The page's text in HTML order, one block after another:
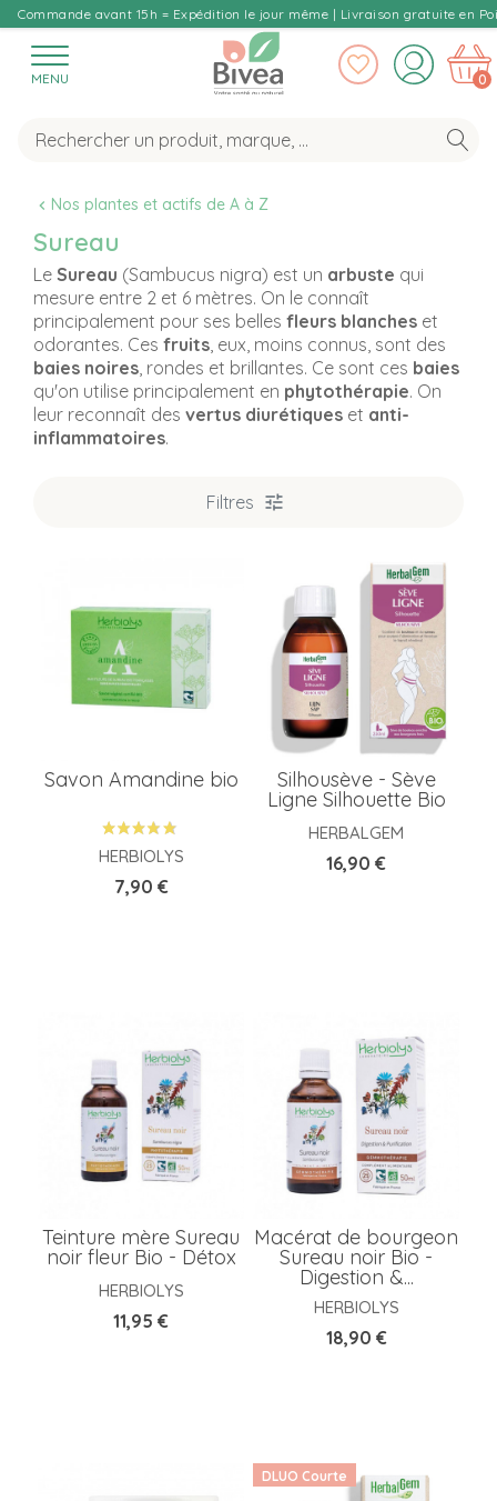
Commande avant 15h = Expédition le jour même | Livraison gratuite en
MENU 0
Nos plantes et actifs de A à Z
Sureau
Le Sureau (Sambucus nigra) est un arbuste qui
mesure entre 2 et 6 mètres. On le connaît
principalement pour ses belles fleurs blanches et
odorantes. Ces fruits, eux, moins connus, sont des
baies noires, rondes et brillantes. Ce sont ces baies
qu'on utilise principalement en phytothérapie. On
leur reconnaît des vertus diurétiques et anti-
inflammatoires.
Filtres
Savon Amandine bio
HERBIOLYS
Prix
7,90 €
Silhousève - Sève
Ligne Silhouette Bio
HERBALGEM
Prix
16,90 €
Teinture mère Sureau
noir fleur Bio - Détox
HERBIOLYS
Prix
11,95 €
Macérat de bourgeon
Sureau noir Bio -
Digestion &...
HERBIOLYS
Prix
18,90 €
DLUO Courte